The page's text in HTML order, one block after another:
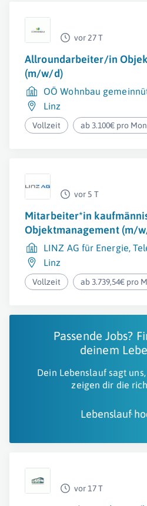
vor 27 T
Allroundarbeiter/in
(m/w/d)
OÖ Wohnbau
Linz
Vollzeit ab 3.100€ pro
vor 5 T
Mitarbeiter*in
Objektmanagement (m/
LINZ AG für Energie,
Linz
Vollzeit ab 3.739,54€ pro
Passende Jobs?
deinem
Dein Lebenslauf sagt
zeigen dir die
Lebenslauf
vor 17 T